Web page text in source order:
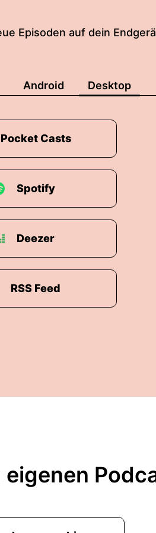
Episoden auf dein
Android Desktop
Pocket Casts
Spotify
Deezer
RSS Feed